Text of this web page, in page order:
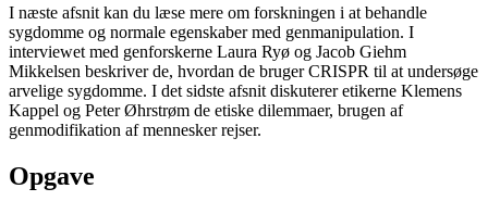
I næste afsnit kan du læse mere om forskningen i at behandle
sygdomme og normale egenskaber med genmanipulation. I
interviewet med genforskerne Laura Ryø og Jacob Giehm
Mikkelsen beskriver de, hvordan de bruger CRISPR til at undersøge
arvelige sygdomme. I det sidste afsnit diskuterer etikerne Klemens
Kappel og Peter Øhrstrøm de etiske dilemmaer, brugen af
genmodifikation af mennesker rejser.
Opgave